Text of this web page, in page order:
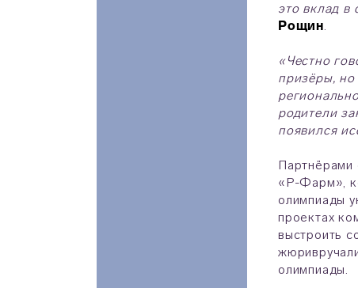
это вклад
Рощин.
«Честно
призёры,
родители
появился
Партнёрами
«Р-Фарм»,
олимпиады
проектах
выстроить
олимпиады.